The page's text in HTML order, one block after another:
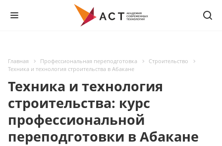
Главная Профессиональная переподготовка
Строительство
Техника и технология строительства в Абакане
Техника и технология
строительства: курс
профессиональной
переподготовки в Абакане